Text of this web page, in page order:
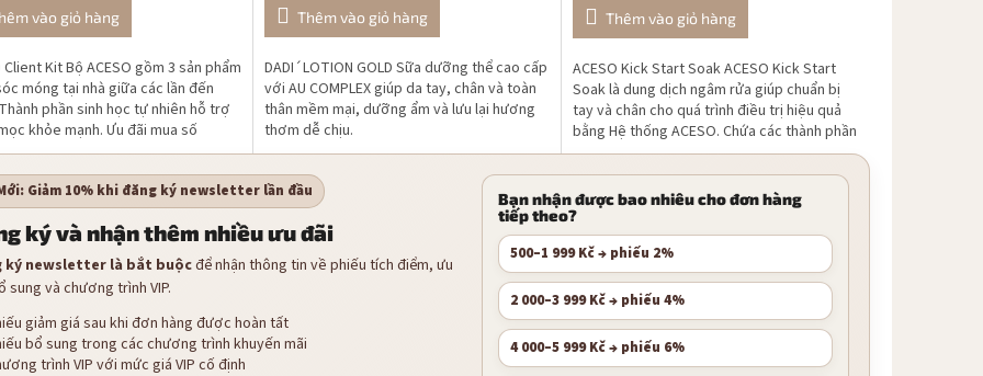
vào giỏ hàng
Client Kit Bộ ACESO gồm 3 sản phẩm
móng tại nhà giữa các lần đến
phần sinh học tự nhiên hỗ trợ
khỏe mạnh. Ưu đãi mua số
– 5...
Thêm vào giỏ hàng
DADI´LOTION GOLD Sữa dưỡng thể cao cấp
với AU COMPLEX giúp da tay, chân và toàn
thân mềm mại, dưỡng ẩm và lưu lại hương
thơm dễ chịu.
Thêm vào giỏ hàng
ACESO Kick Start Soak ACESO Kick Start
Soak là dung dịch ngâm rửa giúp chuẩn bị
tay và chân cho quá trình điều trị hiệu quả
bằng Hệ thống ACESO. Chứa các thành phần
tự nhiên có...
Giảm 10% khi đăng ký newsletter lần đầu
ký và nhận thêm nhiều ưu đãi
ký newsletter là bắt buộcđể nhận thông tin về phiếu tích điểm, ưu
sung và chương trình VIP.
giảm giá sau khi đơn hàng được hoàn tất
bổ sung trong các chương trình khuyến mãi
trình VIP với mức giá VIP cố định
Bạn nhận được bao nhiêu cho đơn hàng
tiếp theo?
500–1 999 Kč → phiếu 2%
2 000–3 999 Kč → phiếu 4%
4 000–5 999 Kč → phiếu 6%